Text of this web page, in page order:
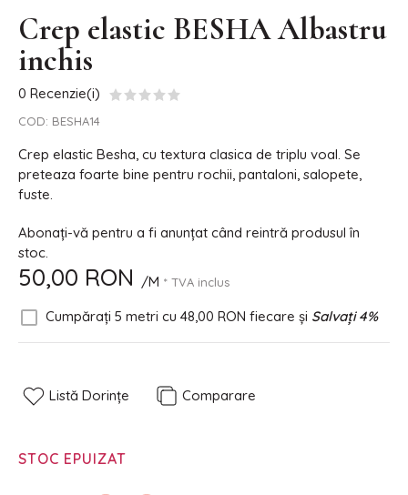
Crep elastic BESHA Albastru
inchis
0 Recenzie(i)
COD: BESHA14
Crep elastic Besha, cu textura clasica de triplu voal. Se
preteaza foarte bine pentru rochii, pantaloni, salopete,
fuste.
Abonați-vă pentru a fi anunțat când reintră produsul în
stoc.
50,00 RON /M * TVA inclus
Cumpărați 5 metri cu 48,00 RON fiecare și Salvați4%
Listă Dorințe Comparare
STOC EPUIZAT